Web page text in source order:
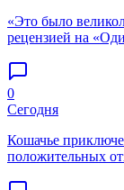
«Это было
рецензией на
0
Сегодня
Кошачье
положительных